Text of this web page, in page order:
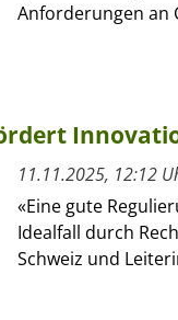
Anforderungen an
11.11.2025, 12:12
«Eine gute
Idealfall durch
Schweiz und